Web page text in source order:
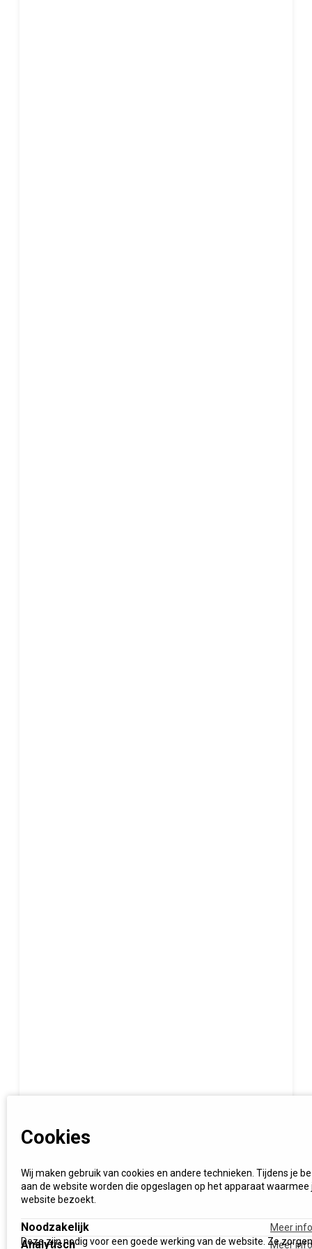
Cookies
Wij maken gebruik van cookies en andere technieken. Tijdens je
aan de website worden die opgeslagen op het apparaat waarmee
website bezoekt.
Noodzakelijk
Meer info
Deze zijn nodig voor een goede werking van de website. Ze zorgen
Analytisch
Meer info